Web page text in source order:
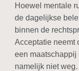
Hoewel mentale
de dagelijkse
binnen de
Acceptatie neemt
een maatschappij
namelijk niet weg.